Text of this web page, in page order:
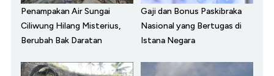
Penampakan Air Sungai
Ciliwung Hilang Misterius,
Berubah Bak Daratan
Gaji dan Bonus Paskibraka
Nasional yang Bertugas di
Istana Negara